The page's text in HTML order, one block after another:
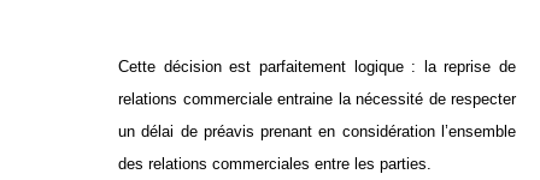
Cette décision est parfaitement logique : la reprise de
relations commerciale entraine la nécessité de respecter
un délai de préavis prenant en considération l’ensemble
des relations commerciales entre les parties.